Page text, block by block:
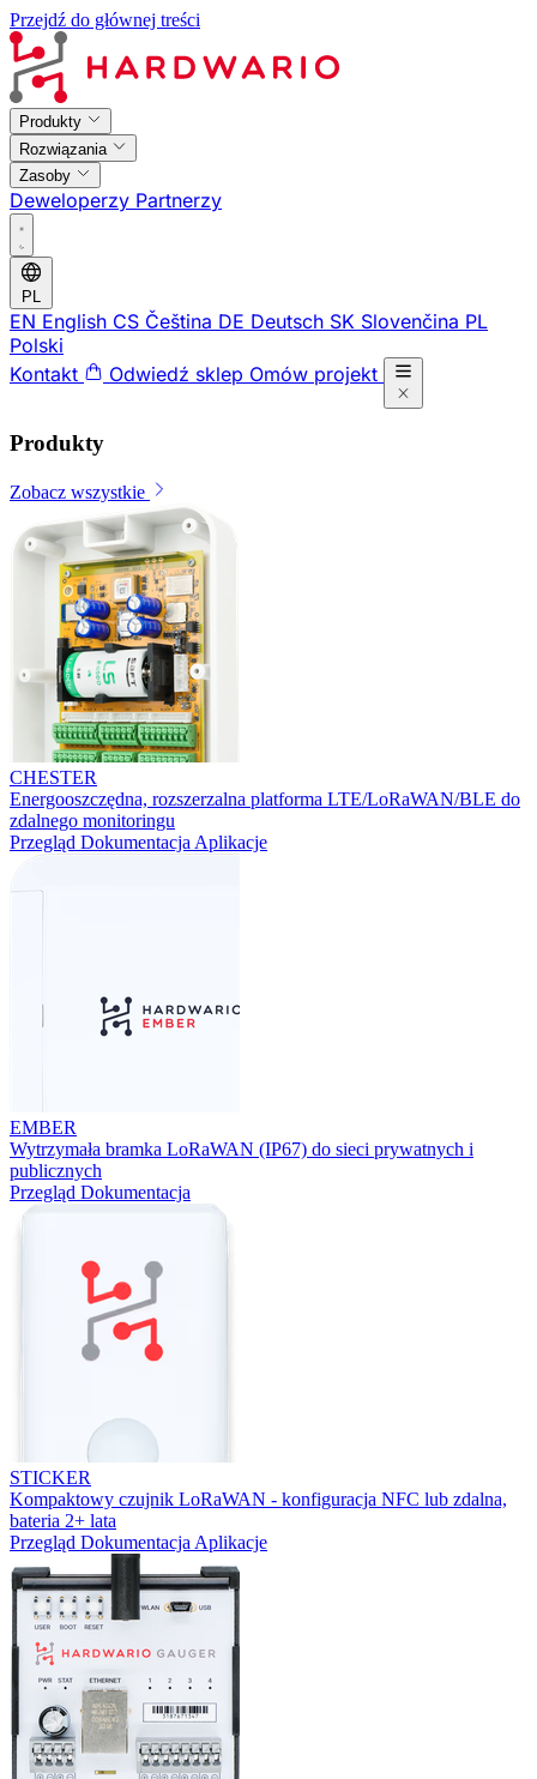
Przejdź do głównej treści
Produkty
Rozwiązania
Zasoby
Deweloperzy Partnerzy
PL
EN English CS Čeština DE Deutsch SK Slovenčina PL
Polski
Kontakt
Odwiedź sklep Omów projekt
Produkty
Zobacz wszystkie
CHESTER
Energooszczędna, rozszerzalna platforma LTE/LoRaWAN/BLE do
zdalnego monitoringu
Przegląd Dokumentacja Aplikacje
EMBER
Wytrzymała bramka LoRaWAN (IP67) do sieci prywatnych i
publicznych
Przegląd Dokumentacja
STICKER
Kompaktowy czujnik LoRaWAN - konfiguracja NFC lub zdalna,
bateria 2+ lata
Przegląd Dokumentacja Aplikacje